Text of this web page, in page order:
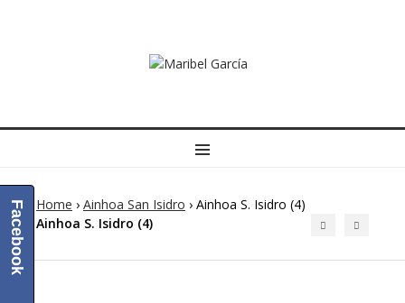
MENU
Home › Ainhoa San Isidro › Ainhoa S. Isidro (4)
Ainhoa S. Isidro (4)
Facebook